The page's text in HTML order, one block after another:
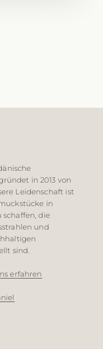
in 2013 von
Leidenschaft ist
in
schaffen, die
und
sind.
erfahren